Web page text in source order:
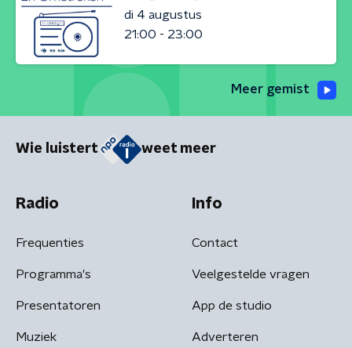
di 4 augustus
21:00 - 23:00
Meer gemist
Wie luistert weet meer
Radio
Frequenties
Programma's
Presentatoren
Muziek
Info
Contact
Veelgestelde vragen
App de studio
Adverteren